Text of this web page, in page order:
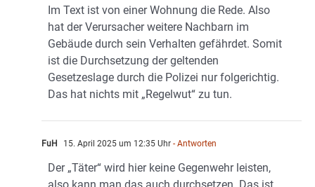
Im Text ist von einer Wohnung die Rede. Also
hat der Verursacher weitere Nachbarn im
Gebäude durch sein Verhalten gefährdet. Somit
ist die Durchsetzung der geltenden
Gesetzeslage durch die Polizei nur folgerichtig.
Das hat nichts mit „Regelwut“ zu tun.
FuH 15. April 2025 um 12:35 Uhr - Antworten
Der „Täter“ wird hier keine Gegenwehr leisten,